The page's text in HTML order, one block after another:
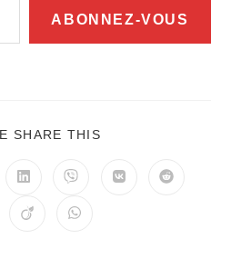
ABONNEZ-VOUS
SHARE THIS
Ouvrir
une
autre
Ouvrir
une
autre
Ouvrir
Ouvrir
Ouvrir
Ouvrir